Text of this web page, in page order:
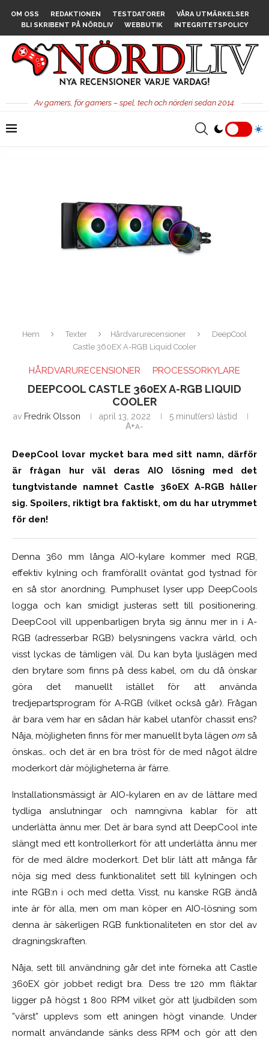
OM OSS REDAKTIONEN TESTDATORER
VÅRA UTMÄRKELSER
BLI SKRIBENT PÅ NÖRDLIV
WEBBUTIK INTEGRITETSPOLICY
Av gamers, för gamers – spel, tech och nörderi sedan 2014.
Hem Texter Hårdvarurecensioner
DeepCool
Castle 360EX A-RGB Liquid Cooler
HÅRDVARURECENSIONER PROCESSORKYLARE
DEEPCOOL CASTLE 360EX A-RGB LIQUID
COOLER
av Fredrik Olsson april 13, 2022
5 minut(ers) lästid
A+A-
DeepCool lovar mycket bara med sitt namn, därför
är frågan hur väl deras AIO lösning med det
tungtvistande namnet Castle 360EX A-RGB håller
sig. Spoilers, riktigt bra faktiskt, om du har utrymmet
för den!
Denna 360 mm långa AIO-kylare kommer med RGB,
effektiv kylning och framförallt oväntat god tystnad för
en så stor anordning. Pumphuset lyser upp DeepCools
logga och kan smidigt justeras sett till positionering.
DeepCool vill uppenbarligen bryta sig ännu mer in i A-
RGB (adresserbar RGB) belysningens vackra värld, och
visst lyckas de tämligen väl. Du kan byta ljuslägen med
den brytare som finns på dess kabel, om du då önskar
göra det manuellt istället för att använda
tredjepartsprogram för A-RGB (vilket också går). Frågan
är bara vem har en sådan här kabel utanför chassit ens?
Nåja, möjligheten finns för mer manuellt byta lägen om så
önskas… och det är en bra tröst för de med något äldre
moderkort där möjligheterna är färre.
Installationsmässigt är AIO-kylaren en av de lättare med
tydliga anslutningar och namngivna kablar för att
underlätta ännu mer. Det är bara synd att DeepCool inte
slängt med ett kontrollerkort för att underlätta ännu mer
för de med äldre moderkort. Det blir lätt att många får
nöja sig med dess funktionalitet sett till kylningen och
inte RGB:n i och med detta. Visst, nu kanske RGB ändå
inte är för alla, men om man köper en AIO-lösning som
denna är säkerligen RGB funktionaliteten en stor del av
dragningskraften.
Nåja, sett till användning går det inte förneka att Castle
360EX gör jobbet redigt bra. Dess tre 120 mm fläktar
ligger på högst 1 800 RPM vilket gör att ljudbilden som
”värst” upplevs som ett aningen högt vinande. Under
normalt användande sänks dess RPM och gör att den